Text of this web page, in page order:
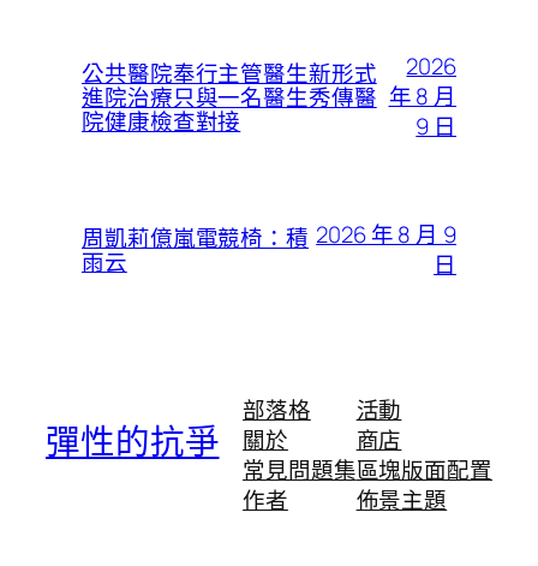
公共醫院奉行主管醫生新形式
進院治療只與一名醫生秀傳醫
院健康檢查對接
2026
年 8 月
9 日
周凱莉億嵐電競椅：積
雨云
2026 年 8 月 9
日
彈性的抗爭
部落格
關於
常見問題集
作者
活動
商店
區塊版面配置
佈景主題